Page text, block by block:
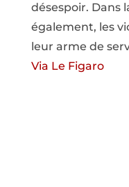
désespoir. Dans
également, les
leur arme de
Via Le Figaro